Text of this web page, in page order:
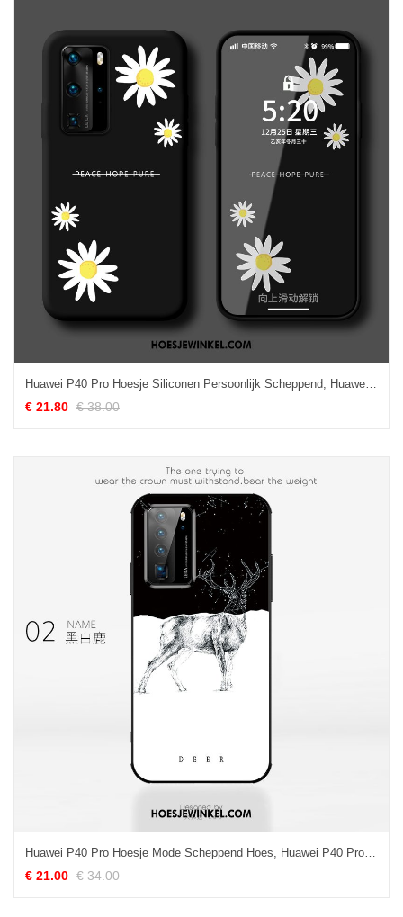
Huawei P40 Pro Hoesje Siliconen Persoonlijk Scheppend, Huawei P40 Pro Hoesje Lovers Trendy Merk
€ 21.80 € 38.00
Huawei P40 Pro Hoesje Mode Scheppend Hoes, Huawei P40 Pro Hoesje Zwart Mobiele Telefoon
€ 21.00 € 34.00